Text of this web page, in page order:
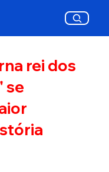
rei dos
se